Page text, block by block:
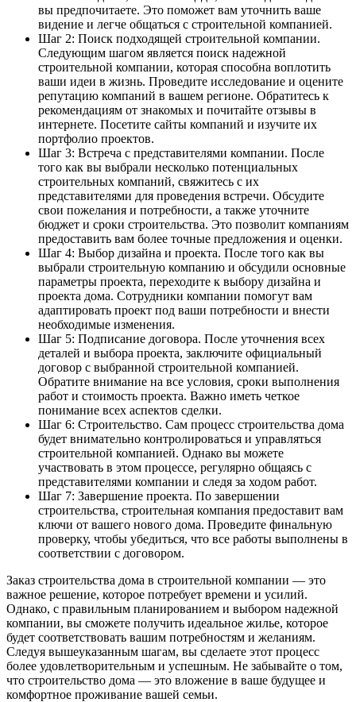
вы предпочитаете. Это поможет вам уточнить ваше
видение и легче общаться с строительной компанией.
Шаг 2: Поиск подходящей строительной компании.
Следующим шагом является поиск надежной
строительной компании, которая способна воплотить
ваши идеи в жизнь. Проведите исследование и оцените
репутацию компаний в вашем регионе. Обратитесь к
рекомендациям от знакомых и почитайте отзывы в
интернете. Посетите сайты компаний и изучите их
портфолио проектов.
Шаг 3: Встреча с представителями компании. После
того как вы выбрали несколько потенциальных
строительных компаний, свяжитесь с их
представителями для проведения встречи. Обсудите
свои пожелания и потребности, а также уточните
бюджет и сроки строительства. Это позволит компаниям
предоставить вам более точные предложения и оценки.
Шаг 4: Выбор дизайна и проекта. После того как вы
выбрали строительную компанию и обсудили основные
параметры проекта, переходите к выбору дизайна и
проекта дома. Сотрудники компании помогут вам
адаптировать проект под ваши потребности и внести
необходимые изменения.
Шаг 5: Подписание договора. После уточнения всех
деталей и выбора проекта, заключите официальный
договор с выбранной строительной компанией.
Обратите внимание на все условия, сроки выполнения
работ и стоимость проекта. Важно иметь четкое
понимание всех аспектов сделки.
Шаг 6: Строительство. Сам процесс строительства дома
будет внимательно контролироваться и управляться
строительной компанией. Однако вы можете
участвовать в этом процессе, регулярно общаясь с
представителями компании и следя за ходом работ.
Шаг 7: Завершение проекта. По завершении
строительства, строительная компания предоставит вам
ключи от вашего нового дома. Проведите финальную
проверку, чтобы убедиться, что все работы выполнены в
соответствии с договором.
Заказ строительства дома в строительной компании — это
важное решение, которое потребует времени и усилий.
Однако, с правильным планированием и выбором надежной
компании, вы сможете получить идеальное жилье, которое
будет соответствовать вашим потребностям и желаниям.
Следуя вышеуказанным шагам, вы сделаете этот процесс
более удовлетворительным и успешным. Не забывайте о том,
что строительство дома — это вложение в ваше будущее и
комфортное проживание вашей семьи.